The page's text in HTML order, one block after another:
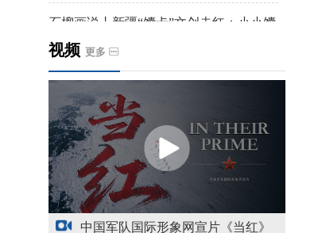
石榴画说丨新疆“馕卡”文创走红：小小馕
饼变身城市文旅IP名片
天山观察丨暑期AI研学热，孩子们究竟学
到什么
给祖国“镶金边”！G219+G331描绘新疆风
光与发展新画卷
新疆多点发力完善水利基础设施
视频 更多
中国军队国际形象网宣片《当红》